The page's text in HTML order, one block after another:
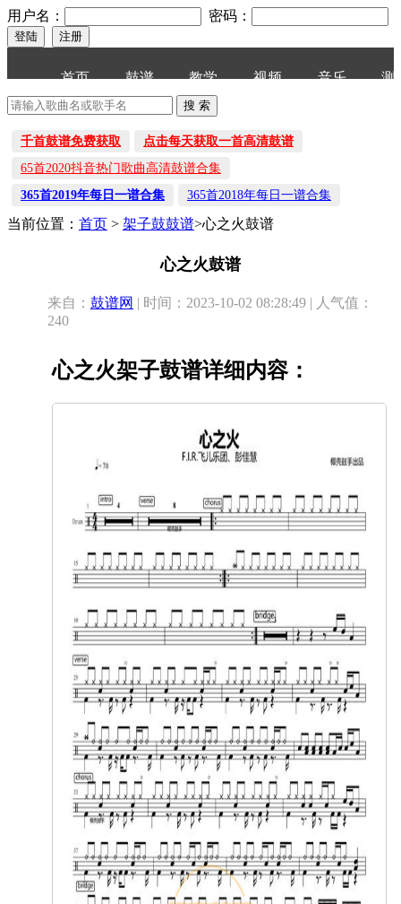
用户名： 密码：
首页 鼓谱 教学 视频 音乐 测
千首鼓谱免费获取
点击每天获取一首高清鼓谱
65首2020抖音热门歌曲高清鼓谱合集
365首2019年每日一谱合集
365首2018年每日一谱合集
当前位置： 首页 > 架子鼓鼓谱>心之火鼓谱
心之火鼓谱
来自： 鼓谱网 | 时间：2023-10-02 08:28:49 | 人气值：
240
心之火架子鼓谱详细内容：